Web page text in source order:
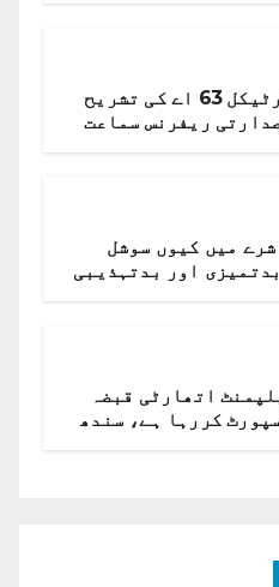
آئین کے آرٹیکل 63 اے کی تشریح
ریفرنس سماعت
میں کیوں سوشل
اور بدتہذیبی
اتھارٹی قبضہ
کررہا ہے، سندھ